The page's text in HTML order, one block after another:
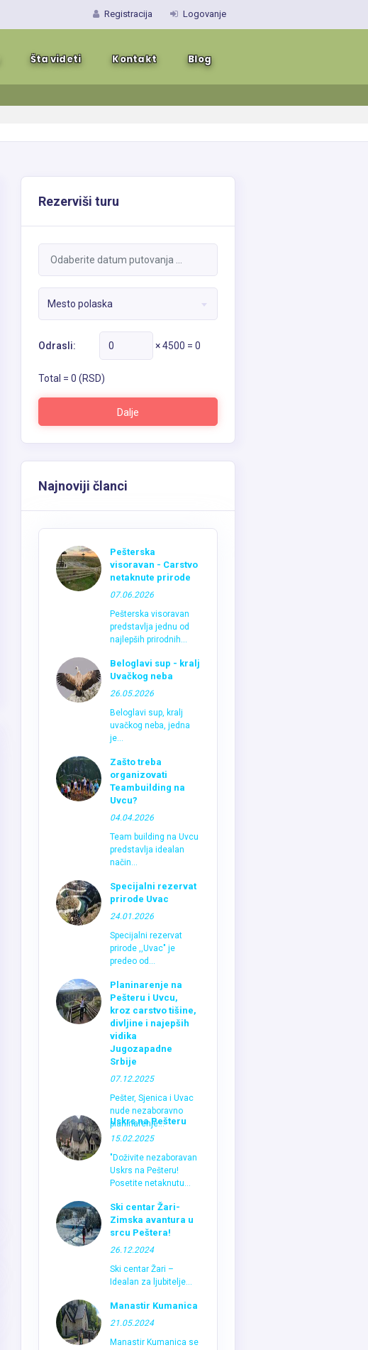
Registracija Logovanje
Šta videti Kontakt Blog
Rezerviši turu
Mesto polaska
Odrasli: ×4500 = 0
Total = 0 (RSD)
Dalje
Najnoviji članci
Pešterska
visoravan - Carstvo
netaknute prirode
07.06.2026
Pešterska visoravan
predstavlja jednu od
najlepših prirodnih...
Beloglavi sup - kralj
Uvačkog neba
26.05.2026
Beloglavi sup, kralj
uvačkog neba, jedna
je...
Zašto treba
organizovati
Teambuilding na
Uvcu?
04.04.2026
Team building na Uvcu
predstavlja idealan
način...
Specijalni rezervat
prirode Uvac
24.01.2026
Specijalni rezervat
prirode ,,Uvac" je
predeo od...
Planinarenje na
Pešteru i Uvcu,
kroz carstvo tišine,
divljine i najepših
vidika
Jugozapadne
Srbije
07.12.2025
Pešter, Sjenica i Uvac
nude nezaboravno
planinarenje...
Uskrs na Pešteru
15.02.2025
"Doživite nezaboravan
Uskrs na Pešteru!
Posetite netaknutu...
Ski centar Žari-
Zimska avantura u
srcu Peštera!
26.12.2024
Ski centar Žari –
Idealan za ljubitelje...
Manastir Kumanica
21.05.2024
Manastir Kumanica se